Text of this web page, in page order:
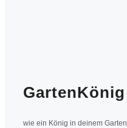
GartenKönig
wie ein König in deinem Garten